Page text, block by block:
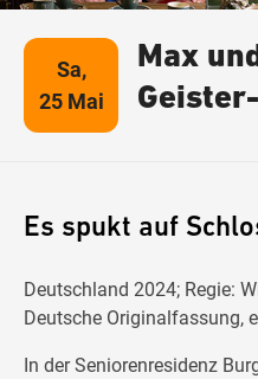
Sa,
25 Mai
Max
Es spukt auf
Deutschland 2024; Regie:
Deutsche Originalfassung,
In der Seniorenresidenz